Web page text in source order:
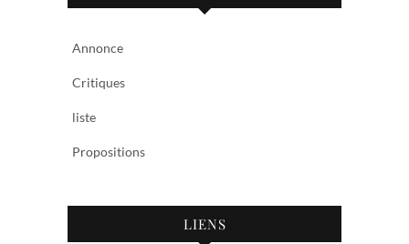
Annonce
Critiques
liste
Propositions
LIENS